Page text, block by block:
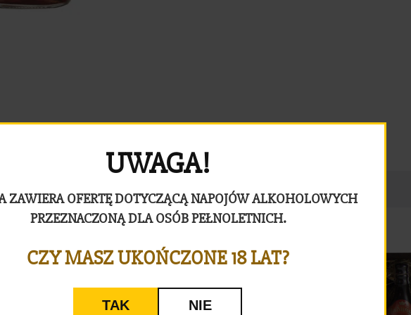
UWAGA!
ZAWIERA OFERTĘ DOTYCZĄCĄ NAPOJÓW ALKOHOLOWYCH
PRZEZNACZONĄ DLA OSÓB PEŁNOLETNICH.
CZY MASZ UKOŃCZONE 18 LAT?
TAK NIE